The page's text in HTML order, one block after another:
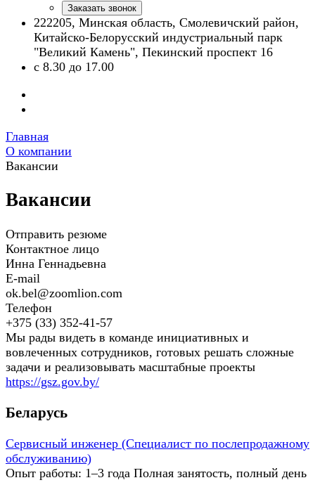
Заказать звонок
222205, Минская область, Смолевичский район,
Китайско-Белорусский индустриальный парк
"Великий Камень", Пекинский проспект 16
с 8.30 до 17.00
Главная
О компании
Вакансии
Вакансии
Отправить резюме
Контактное лицо
Инна Геннадьевна
E-mail
ok.bel@zoomlion.com
Телефон
+375 (33) 352-41-57
Мы рады видеть в команде инициативных и
вовлеченных сотрудников, готовых решать сложные
задачи и реализовывать масштабные проекты
https://gsz.gov.by/
Беларусь
Сервисный инженер (Специалист по послепродажному
обслуживанию)
Опыт работы: 1–3 года Полная занятость, полный день